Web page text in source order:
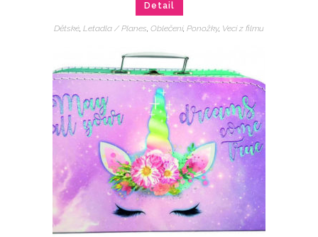
Detail
Dětské Letadla / Planes Oblečení, Ponožky, Veci z filmu